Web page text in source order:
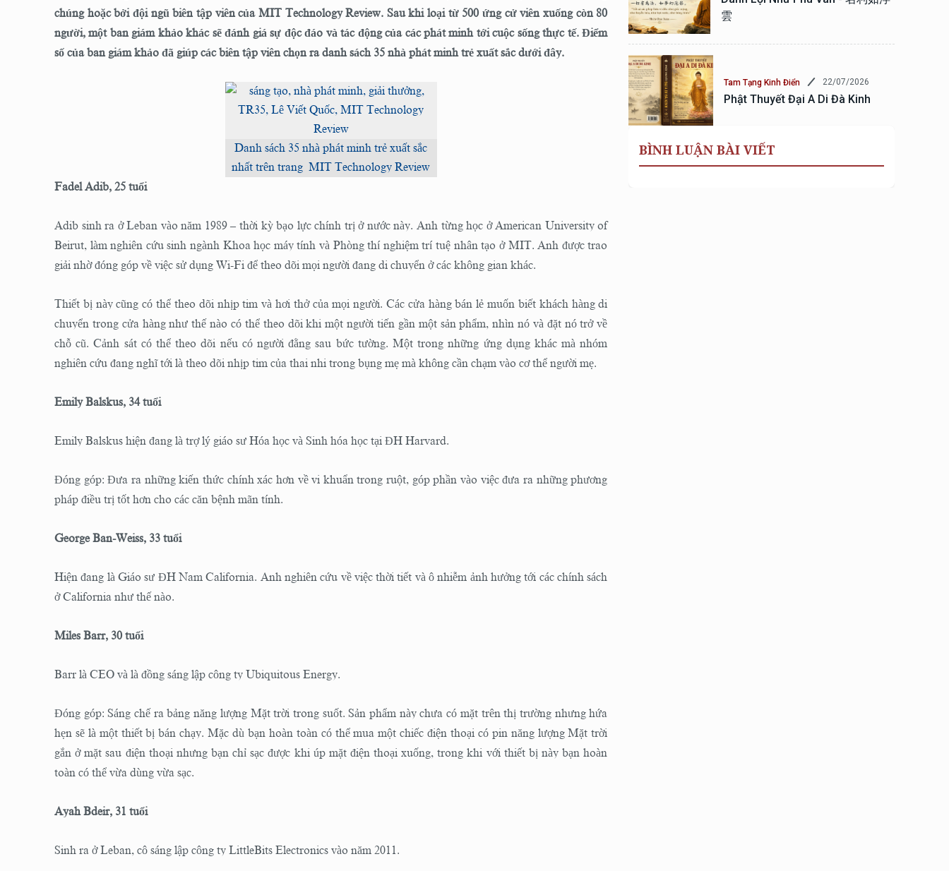
chúng hoặc bởi đội ngũ biên tập viên của MIT Technology Review. Sau khi loại từ 500 ứng cử viên xuống còn 80
người, một ban giám khảo khác sẽ đánh giá sự độc đáo và tác động của các phát minh tới cuộc sống thực tế. Điểm
số của ban giám khảo đã giúp các biên tập viên chọn ra danh sách 35 nhà phát minh trẻ xuất sắc dưới đây.
Danh sách 35 nhà phát minh trẻ xuất sắc
nhất trên trang MIT Technology Review
Fadel Adib, 25 tuổi
Adib sinh ra ở Leban vào năm 1989 – thời kỳ bạo lực chính trị ở nước này. Anh từng học ở American University of
Beirut, làm nghiên cứu sinh ngành Khoa học máy tính và Phòng thí nghiệm trí tuệ nhân tạo ở MIT. Anh được trao
giải nhờ đóng góp về việc sử dụng Wi-Fi để theo dõi mọi người đang di chuyển ở các không gian khác.
Thiết bị này cũng có thể theo dõi nhịp tim và hơi thở của mọi người. Các cửa hàng bán lẻ muốn biết khách hàng di
chuyển trong cửa hàng như thế nào có thể theo dõi khi một người tiến gần một sản phẩm, nhìn nó và đặt nó trở về
chỗ cũ. Cảnh sát có thể theo dõi nếu có người đằng sau bức tường. Một trong những ứng dụng khác mà nhóm
nghiên cứu đang nghĩ tới là theo dõi nhịp tim của thai nhi trong bụng mẹ mà không cần chạm vào cơ thể người mẹ.
Emily Balskus, 34 tuổi
Emily Balskus hiện đang là trợ lý giáo sư Hóa học và Sinh hóa học tại ĐH Harvard.
Đóng góp: Đưa ra những kiến thức chính xác hơn về vi khuẩn trong ruột, góp phần vào việc đưa ra những phương
pháp điều trị tốt hơn cho các căn bệnh mãn tính.
George Ban-Weiss, 33 tuổi
Hiện đang là Giáo sư ĐH Nam California. Anh nghiên cứu về việc thời tiết và ô nhiễm ảnh hưởng tới các chính sách
ở California như thế nào.
Miles Barr, 30 tuổi
Barr là CEO và là đồng sáng lập công ty Ubiquitous Energy.
Đóng góp: Sáng chế ra bảng năng lượng Mặt trời trong suốt. Sản phẩm này chưa có mặt trên thị trường nhưng hứa
hẹn sẽ là một thiết bị bán chạy. Mặc dù bạn hoàn toàn có thể mua một chiếc điện thoại có pin năng lượng Mặt trời
gắn ở mặt sau điện thoại nhưng bạn chỉ sạc được khi úp mặt điện thoại xuống, trong khi với thiết bị này bạn hoàn
toàn có thể vừa dùng vừa sạc.
Ayah Bdeir, 31 tuổi
Sinh ra ở Leban, cô sáng lập công ty LittleBits Electronics vào năm 2011.
雲
Tam Tạng Kinh Điển 22/07/2026
Phật Thuyết Đại A Di Đà Kinh
BÌNH LUẬN BÀI VIẾT